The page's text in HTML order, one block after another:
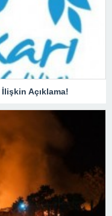
İlişkin Açıklama!